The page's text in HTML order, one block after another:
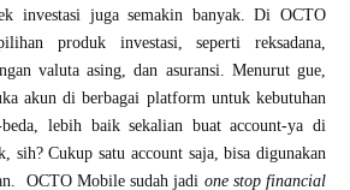
investasi juga semakin banyak. Di OCTO
produk investasi, seperti reksadana,
valuta asing, dan asuransi. Menurut gue,
akun di berbagai platform untuk kebutuhan
beda, lebih baik sekalian buat account-ya di
sih? Cukup satu account saja, bisa digunakan
OCTO Mobile sudah jadi one stop financial